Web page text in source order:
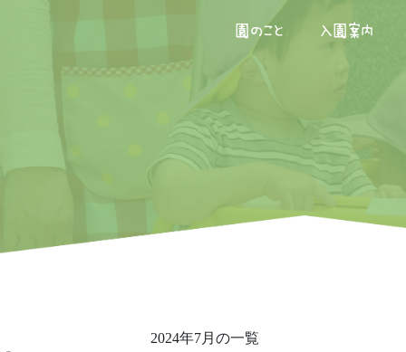
園のこと 入園案内
2024年7月の一覧